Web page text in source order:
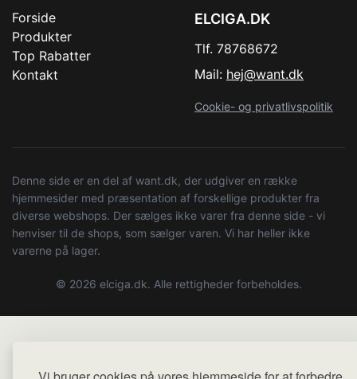
Forside
Produkter
Top Rabatter
Kontakt
ELCIGA.DK
Tlf. 78768672
Mail: hej@want.dk
Cookie- og privatlivspolitik
Denne side er en del af want.dk, der udgiver en række
hjemmesider med præsentation af forskellige produkter fra
diverse webshops. Der sælges ikke varer fra denne side - vi
henviser til de shops, som sælger varen. Vi har heller ikke
varerne på lager.
© 2026 elciga.dk. Alle rettigheder forbeholdes.